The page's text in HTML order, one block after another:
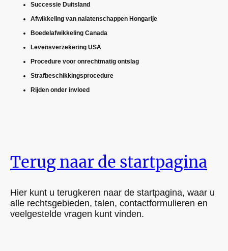
Successie Duitsland
Afwikkeling van nalatenschappen Hongarije
Boedelafwikkeling Canada
Levensverzekering USA
Procedure voor onrechtmatig ontslag
Strafbeschikkingsprocedure
Rijden onder invloed
Terug naar de startpagina
Hier kunt u terugkeren naar de startpagina, waar u
alle rechtsgebieden, talen, contactformulieren en
veelgestelde vragen kunt vinden.